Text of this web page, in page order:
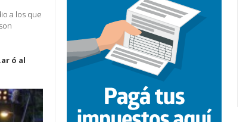
a los que
ó al